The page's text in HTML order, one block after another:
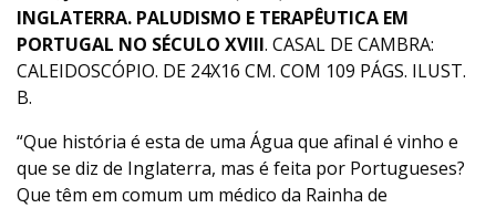
INGLATERRA. PALUDISMO E TERAPÊUTICA EM
PORTUGAL NO SÉCULO XVIII. CASAL DE CAMBRA:
CALEIDOSCÓPIO. DE 24X16 CM. COM 109 PÁGS. ILUST.
B.
“Que história é esta de uma Água que afinal é vinho e
que se diz de Inglaterra, mas é feita por Portugueses?
Que têm em comum um médico da Rainha de